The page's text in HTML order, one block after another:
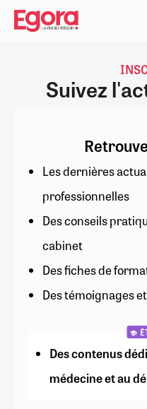
Aller
contenu
Suivez
Les dernières
professionnelles
Des conseils
cabinet
Des fiches de
Des témoignages
Des contenus
médecine et au